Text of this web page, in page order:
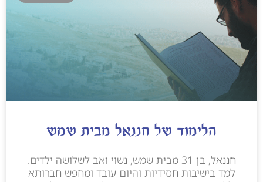
הלימוד של חננאל מבית שמש
חננאל, בן 31 מבית שמש, נשוי ואב לשלושה ילדים.
למד בישיבות חסידיות והיום עובד ומחפש חברותא